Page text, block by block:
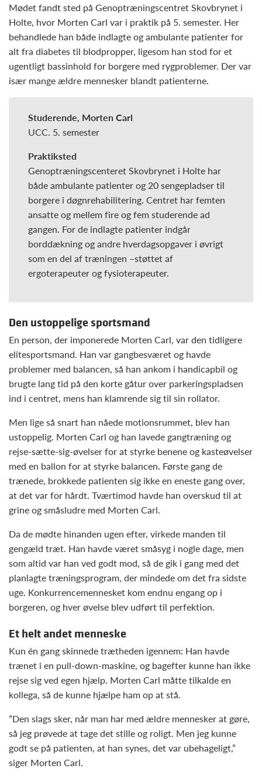
Mødet fandt sted på Genoptræningscentret Skovbrynet i
Holte, hvor Morten Carl var i praktik på 5. semester. Her
behandlede han både indlagte og ambulante patienter for
alt fra diabetes til blodpropper, ligesom han stod for et
ugentligt bassinhold for borgere med rygproblemer. Der var
især mange ældre mennesker blandt patienterne.
Studerende, Morten Carl
UCC. 5. semester
Praktiksted
Genoptræningscenteret Skovbrynet i Holte har
både ambulante patienter og 20 sengepladser til
borgere i døgnrehabilitering. Centret har femten
ansatte og mellem fire og fem studerende ad
gangen. For de indlagte patienter indgår
borddækning og andre hverdagsopgaver i øvrigt
som en del af træningen –støttet af
ergoterapeuter og fysioterapeuter.
Den ustoppelige sportsmand
En person, der imponerede Morten Carl, var den tidligere
elitesportsmand. Han var gangbesværet og havde
problemer med balancen, så han ankom i handicapbil og
brugte lang tid på den korte gåtur over parkeringspladsen
ind i centret, mens han klamrende sig til sin rollator.
Men lige så snart han nåede motionsrummet, blev han
ustoppelig. Morten Carl og han lavede gangtræning og
rejse-sætte-sig-øvelser for at styrke benene og kasteøvelser
med en ballon for at styrke balancen. Første gang de
trænede, brokkede patienten sig ikke en eneste gang over,
at det var for hårdt. Tværtimod havde han overskud til at
grine og småsludre med Morten Carl.
Da de mødte hinanden ugen efter, virkede manden til
gengæld træt. Han havde været småsyg i nogle dage, men
som altid var han ved godt mod, så de gik i gang med det
planlagte træningsprogram, der mindede om det fra sidste
uge. Konkurrencemennesket kom endnu engang op i
borgeren, og hver øvelse blev udført til perfektion.
Et helt andet menneske
Kun én gang skinnede trætheden igennem: Han havde
trænet i en pull-down-maskine, og bagefter kunne han ikke
rejse sig ved egen hjælp. Morten Carl måtte tilkalde en
kollega, så de kunne hjælpe ham op at stå.
”Den slags sker, når man har med ældre mennesker at gøre,
så jeg prøvede at tage det stille og roligt. Men jeg kunne
godt se på patienten, at han synes, det var ubehageligt,”
siger Morten Carl.